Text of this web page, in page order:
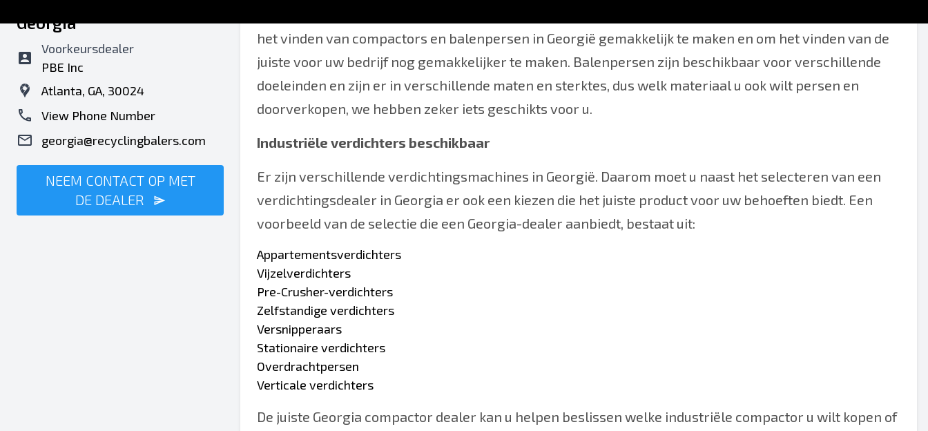
Georgia
Voorkeursdealer
PBE Inc
Atlanta, GA, 30024
View Phone Number
georgia@recyclingbalers.com
NEEM CONTACT OP MET
DE DEALER
het vinden van compactors en balenpersen in Georgië gemakkelijk te maken en om het vinden van de
juiste voor uw bedrijf nog gemakkelijker te maken. Balenpersen zijn beschikbaar voor verschillende
doeleinden en zijn er in verschillende maten en sterktes, dus welk materiaal u ook wilt persen en
doorverkopen, we hebben zeker iets geschikts voor u.
Industriële verdichters beschikbaar
Er zijn verschillende verdichtingsmachines in Georgië. Daarom moet u naast het selecteren van een
verdichtingsdealer in Georgia er ook een kiezen die het juiste product voor uw behoeften biedt. Een
voorbeeld van de selectie die een Georgia-dealer aanbiedt, bestaat uit:
Appartementsverdichters
Vijzelverdichters
Pre-Crusher-verdichters
Zelfstandige verdichters
Versnipperaars
Stationaire verdichters
Overdrachtpersen
Verticale verdichters
De juiste Georgia compactor dealer kan u helpen beslissen welke industriële compactor u wilt kopen of